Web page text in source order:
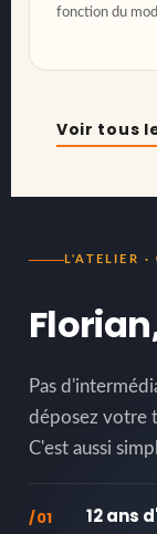
fonction du
Voir tous
L'ATELIER ·
Pas
déposez votre
C'est aussi
/01 12 ans